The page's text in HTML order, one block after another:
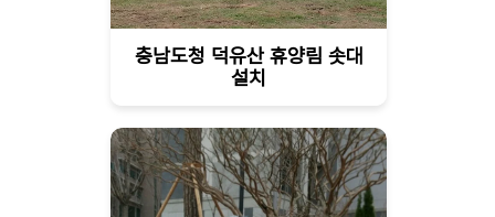
충남도청 덕유산 휴양림 솟대
설치